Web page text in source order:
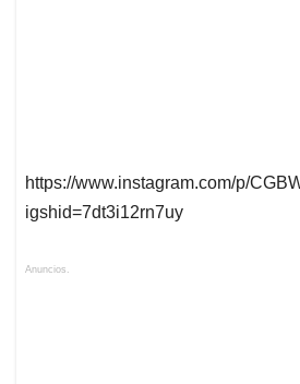
https://www.instagram.com/p/
igshid=7dt3i12rn7uy
Anuncios.